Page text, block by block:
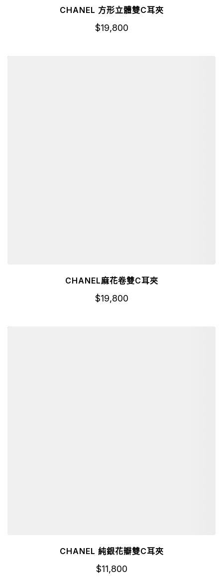
CHANEL 方形立體雙C耳夾
$19,800
CHANEL麻花卷雙C耳夾
$19,800
CHANEL 純銀花瓣雙C耳夾
$11,800